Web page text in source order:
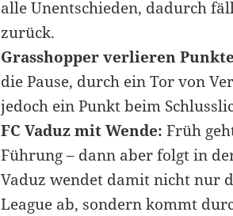
alle Unentschieden, dadurch
zurück.
Grasshopper verlieren
die Pause, durch ein Tor von
jedoch ein Punkt beim
FC Vaduz mit Wende: Früh
Führung – dann aber folgt in
Vaduz wendet damit nicht nur
League ab, sondern kommt